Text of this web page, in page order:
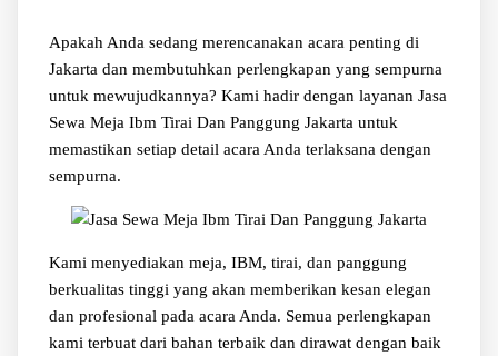
Apakah Anda sedang merencanakan acara penting di
Jakarta dan membutuhkan perlengkapan yang sempurna
untuk mewujudkannya? Kami hadir dengan layanan Jasa
Sewa Meja Ibm Tirai Dan Panggung Jakarta untuk
memastikan setiap detail acara Anda terlaksana dengan
sempurna.
Kami menyediakan meja, IBM, tirai, dan panggung
berkualitas tinggi yang akan memberikan kesan elegan
dan profesional pada acara Anda. Semua perlengkapan
kami terbuat dari bahan terbaik dan dirawat dengan baik